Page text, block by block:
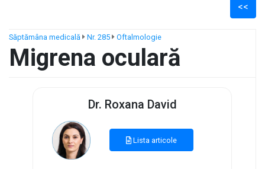
<<
Săptămâna medicală Nr. 285 Oftalmologie
Migrena oculară
Dr. Roxana David
Lista articole